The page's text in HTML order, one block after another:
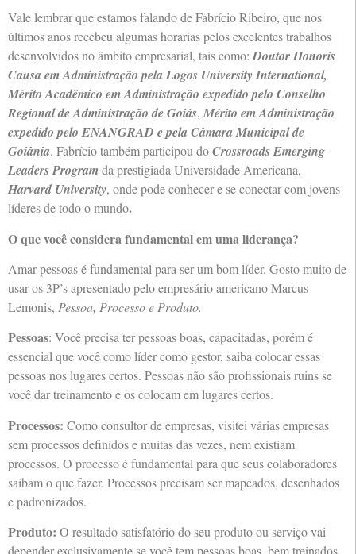
Vale lembrar que estamos falando de Fabrício Ribeiro, que nos
últimos anos recebeu algumas horarias pelos excelentes trabalhos
desenvolvidos no âmbito empresarial, tais como:Doutor Honoris
Causa em Administração pela Logos University International,
Mérito Acadêmico em Administração expedido pelo Conselho
Regional de Administração de Goiás,Mérito em Administração
expedido pelo ENANGRAD e pela Câmara Municipal de
Goiânia. Fabrício também participou doCrossroads Emerging
Leaders Programda prestigiada Universidade Americana,
Harvard University, onde pode conhecer e se conectar com jovens
líderes de todo o mundo.
O que você considera fundamental em uma liderança?
Amar pessoas é fundamental para ser um bom líder. Gosto muito de
usar os 3P’s apresentado pelo empresário americano Marcus
Lemonis, Pessoa, Processo e Produto.
Pessoas: Você precisa ter pessoas boas, capacitadas, porém é
essencial que você como líder como gestor, saiba colocar essas
pessoas nos lugares certos. Pessoas não são profissionais ruins se
você dar treinamento e os colocam em lugares certos.
Processos: Como consultor de empresas, visitei várias empresas
sem processos definidos e muitas das vezes, nem existiam
processos. O processo é fundamental para que seus colaboradores
saibam o que fazer. Processos precisam ser mapeados, desenhados
e padronizados.
Produto: O resultado satisfatório do seu produto ou serviço vai
depender exclusivamente se você tem pessoas boas, bem treinados,